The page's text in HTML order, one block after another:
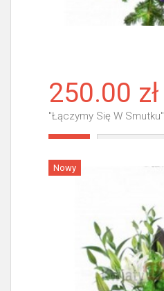
250.00 zł
"Łączymy Się W Smutku"
Nowy